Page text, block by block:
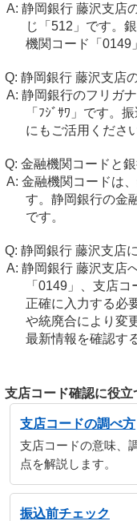
静岡銀行 藤沢支店
じ「512」です。
機関コード「0149
静岡銀行 藤沢支店
静岡銀行のフリガ
「ﾌｼﾞｻﾜ」です。
にもご活用ください
金融機関コードと
金融機関コードは
す。静岡銀行の金
です。
静岡銀行 藤沢支店
静岡銀行 藤沢支店
「0149」、支店
正確に入力する必
や統廃合により変
最新情報を確認す
支店コード確認に役立
支店コードの調べ方
支店コードの意味、
点を解説します。
振込前チェック